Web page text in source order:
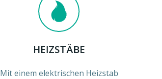
HEIZSTÄBE
Mit einem elektrischen Heizstab